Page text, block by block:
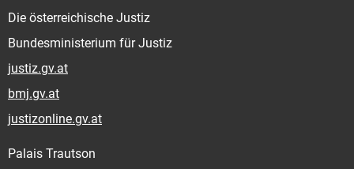
Die österreichische Justiz
Bundesministerium für Justiz
justiz.gv.at
bmj.gv.at
justizonline.gv.at
Palais Trautson